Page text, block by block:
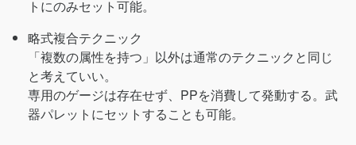
トにのみセット可能。
略式複合テクニック
「複数の属性を持つ」以外は通常のテクニックと同じ
と考えていい。
専用のゲージは存在せず、PPを消費して発動する。武
器パレットにセットすることも可能。